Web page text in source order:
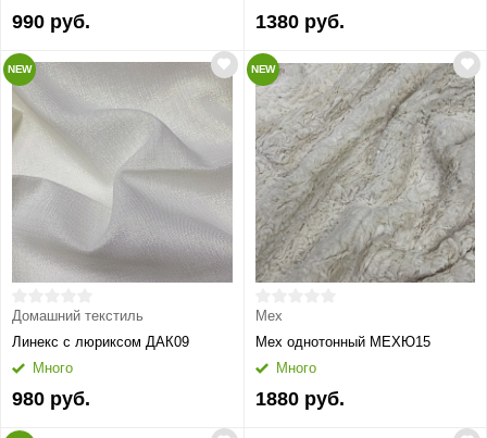
990 руб. 1380 руб.
NEW
Домашний текстиль
Линекс с люриксом ДАК09
Много
980 руб.
NEW
Мех
Мех однотонный МЕХЮ15
Много
1880 руб.